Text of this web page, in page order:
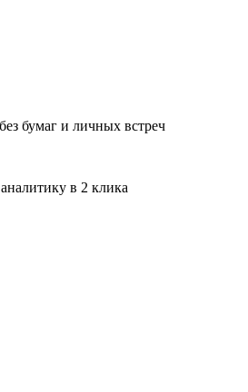
бумаг и личных встреч
в 2 клика